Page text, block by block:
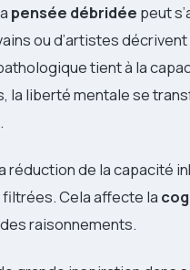
pensée débridée peut
ou d’artistes
tient à la
la liberté mentale se
réduction de la capacité
Cela affecte la
raisonnements.